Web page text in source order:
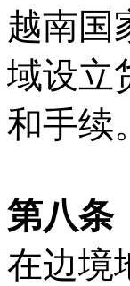
越南国
域设立
和手续。
第八条
在边境